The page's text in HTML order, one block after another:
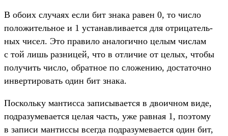
В обо­их слу­чаях если бит зна­ка равен 0, то чис­ло
положи­тель­ное и 1 уста­нав­лива­ется для отри­цатель­
ных чисел. Это пра­вило ана­логич­но целым чис­лам
с той лишь раз­ницей, что в отли­чие от целых, что­бы
получить чис­ло, обратное по сло­жению, дос­таточ­но
инверти­ровать один бит зна­ка.
Пос­коль­ку ман­тисса записы­вает­ся в дво­ичном виде,
под­разуме­вает­ся целая часть, уже рав­ная 1, поэто­му
в записи ман­тиссы всег­да под­разуме­вает­ся один бит,